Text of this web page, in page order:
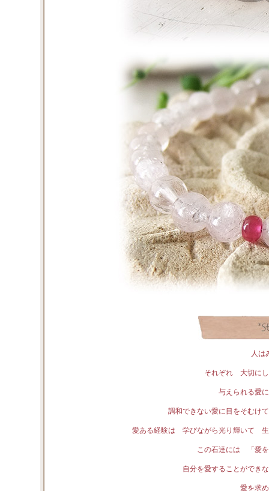
人は
それぞれ 大切に
与えられる愛
調和できない愛に目をそむ
愛ある経験は 学びながら光り輝いて 生
この石達には 「愛を
自分を愛することができ
愛を求